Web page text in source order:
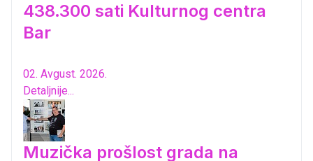
438.300 sati Kulturnog centra
Bar
02. Avgust. 2026.
Detaljnije...
Muzička prošlost grada na